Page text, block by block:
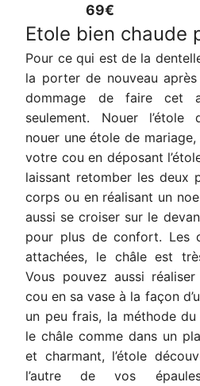
69€
Etole bien chaude
Pour ce qui est de la
la porter de nouveau
dommage de faire cet
seulement. Nouer l’étole
nouer une étole de
votre cou en déposant
laissant retomber les deux
corps ou en réalisant un
aussi se croiser sur le
pour plus de confort. Les
attachées, le châle est
Vous pouvez aussi
cou en sa vase à la façon
un peu frais, la méthode
le châle comme dans un
et charmant, l’étole
l’autre de vos